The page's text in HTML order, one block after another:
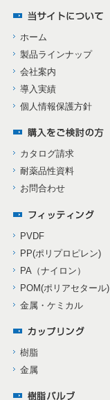
ホーム
製品ラインナップ
会社案内
導入実績
個人情報保護方針
カタログ請求
耐薬品性資料
お問合わせ
PVDF
PP(ポリプロピレン)
PA（ナイロン）
POM(ポリアセタール)
金属・ケミカル
樹脂
金属